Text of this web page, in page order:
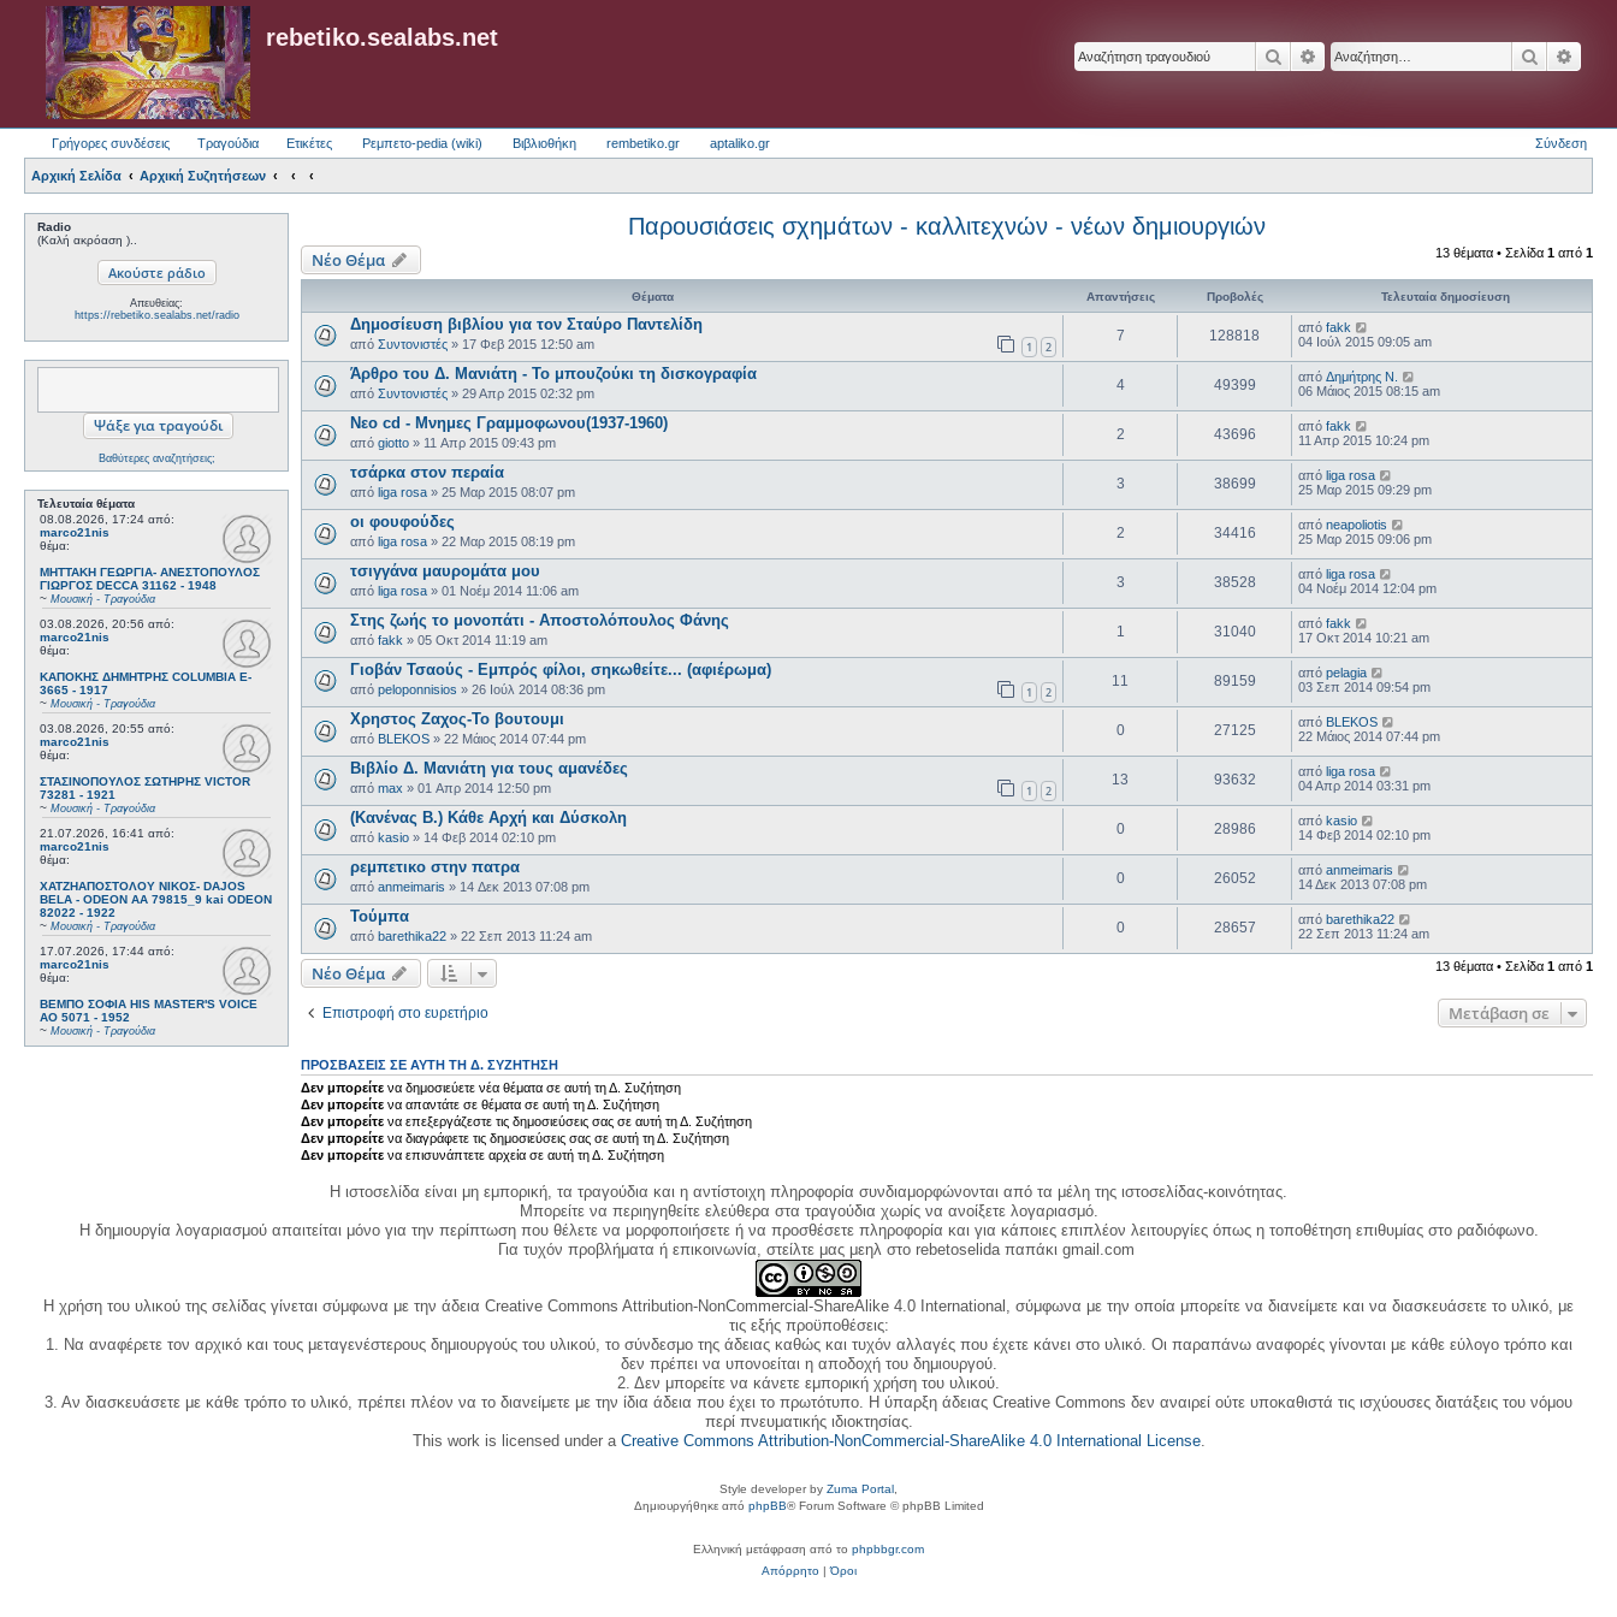
rebetiko.sealabs.net
ΑναζήτησηΕιδική αναζήτηση
Γρήγορες συνδέσεις Τραγούδια Ετικέτες Ρεμπετο-pedia (wiki) Βιβλιοθήκη rembetiko.gr aptaliko.gr Σύνδεση
Αρχική Σελίδα Αρχική Συζητήσεων
Radio
(Καλή ακρόαση )..
Απευθείας:
https://rebetiko.sealabs.net/radio
Βαθύτερες αναζητήσεις;
Τελευταία θέματα
08.08.2026, 17:24 από:
marco21nis
θέμα:
ΜΗΤΤΑΚΗ ΓΕΩΡΓΙΑ- ΑΝΕΣΤΟΠΟΥΛΟΣ
ΓΙΩΡΓΟΣ DECCA 31162 - 1948
~ Μουσική - Τραγούδια
03.08.2026, 20:56 από:
marco21nis
θέμα:
ΚΑΠΟΚΗΣ ΔΗΜΗΤΡΗΣ COLUMBIA E-
3665 - 1917
~ Μουσική - Τραγούδια
03.08.2026, 20:55 από:
marco21nis
θέμα:
ΣΤΑΣΙΝΟΠΟΥΛΟΣ ΣΩΤΗΡΗΣ VICTOR
73281 - 1921
~ Μουσική - Τραγούδια
21.07.2026, 16:41 από:
marco21nis
θέμα:
ΧΑΤΖΗΑΠΟΣΤΟΛΟΥ ΝΙΚΟΣ- DAJOS
BELA - ODEON AA 79815_9 kai ODEON
82022 - 1922
~ Μουσική - Τραγούδια
17.07.2026, 17:44 από:
marco21nis
θέμα:
ΒΕΜΠΟ ΣΟΦΙΑ HIS MASTER'S VOICE
AO 5071 - 1952
~ Μουσική - Τραγούδια
Παρουσιάσεις σχημάτων - καλλιτεχνών - νέων δημιουργιών
Νέο Θέμα 13 θέματα • Σελίδα 1 από 1
Θέματα Απαντήσεις Προβολές Τελευταία δημοσίευση
Δημοσίευση βιβλίου για τον Σταύρο Παντελίδη
από Συντονιστές » 17 Φεβ 2015 12:50 am 1 2
7 128818 από fakk
04 Ιούλ 2015 09:05 am
Άρθρο του Δ. Μανιάτη - Το μπουζούκι τη δισκογραφία
από Συντονιστές » 29 Απρ 2015 02:32 pm
4 49399 από Δημήτρης Ν.
06 Μάιος 2015 08:15 am
Νεο cd - Μνημες Γραμμοφωνου(1937-1960)
από giotto » 11 Απρ 2015 09:43 pm
2 43696 από fakk
11 Απρ 2015 10:24 pm
τσάρκα στον περαία
από liga rosa » 25 Μαρ 2015 08:07 pm
3 38699 από liga rosa
25 Μαρ 2015 09:29 pm
οι φουφούδες
από liga rosa » 22 Μαρ 2015 08:19 pm
2 34416 από neapoliotis
25 Μαρ 2015 09:06 pm
τσιγγάνα μαυρομάτα μου
από liga rosa » 01 Νοέμ 2014 11:06 am
3 38528 από liga rosa
04 Νοέμ 2014 12:04 pm
Στης ζωής το μονοπάτι - Αποστολόπουλος Φάνης
από fakk » 05 Οκτ 2014 11:19 am
1 31040 από fakk
17 Οκτ 2014 10:21 am
Γιοβάν Τσαούς - Εμπρός φίλοι, σηκωθείτε... (αφιέρωμα)
από peloponnisios » 26 Ιούλ 2014 08:36 pm 1 2
11 89159 από pelagia
03 Σεπ 2014 09:54 pm
Χρηστος Ζαχος-Το βουτουμι
από BLEKOS » 22 Μάιος 2014 07:44 pm
0 27125 από BLEKOS
22 Μάιος 2014 07:44 pm
Βιβλίο Δ. Μανιάτη για τους αμανέδες
από max » 01 Απρ 2014 12:50 pm 1 2
13 93632 από liga rosa
04 Απρ 2014 03:31 pm
(Κανένας Β.) Κάθε Αρχή και Δύσκολη
από kasio » 14 Φεβ 2014 02:10 pm
0 28986 από kasio
14 Φεβ 2014 02:10 pm
ρεμπετικο στην πατρα
από anmeimaris » 14 Δεκ 2013 07:08 pm
0 26052 από anmeimaris
14 Δεκ 2013 07:08 pm
Τούμπα
από barethika22 » 22 Σεπ 2013 11:24 am
0 28657 από barethika22
22 Σεπ 2013 11:24 am
Νέο Θέμα 13 θέματα • Σελίδα 1 από 1
Επιστροφή στο ευρετήριο Μετάβαση σε
ΠΡΟΣΒΆΣΕΙΣ ΣΕ ΑΥΤΉ ΤΗ Δ. ΣΥΖΉΤΗΣΗ
Δεν μπορείτε να δημοσιεύετε νέα θέματα σε αυτή τη Δ. Συζήτηση
Δεν μπορείτε να απαντάτε σε θέματα σε αυτή τη Δ. Συζήτηση
Δεν μπορείτε να επεξεργάζεστε τις δημοσιεύσεις σας σε αυτή τη Δ. Συζήτηση
Δεν μπορείτε να διαγράφετε τις δημοσιεύσεις σας σε αυτή τη Δ. Συζήτηση
Δεν μπορείτε να επισυνάπτετε αρχεία σε αυτή τη Δ. Συζήτηση
Η ιστοσελίδα είναι μη εμπορική, τα τραγούδια και η αντίστοιχη πληροφορία συνδιαμορφώνονται από τα μέλη της ιστοσελίδας-κοινότητας.
Μπορείτε να περιηγηθείτε ελεύθερα στα τραγούδια χωρίς να ανοίξετε λογαριασμό.
Η δημιουργία λογαριασμού απαιτείται μόνο για την περίπτωση που θέλετε να μορφοποιήσετε ή να προσθέσετε πληροφορία και για κάποιες επιπλέον λειτουργίες όπως η τοποθέτηση επιθυμίας στο ραδιόφωνο.
Για τυχόν προβλήματα ή επικοινωνία, στείλτε μας μεηλ στο rebetoselida παπάκι gmail.com
Η χρήση του υλικού της σελίδας γίνεται σύμφωνα με την άδεια Creative Commons Attribution-NonCommercial-ShareAlike 4.0 International, σύμφωνα με την οποία μπορείτε να διανείμετε και να διασκευάσετε το υλικό, με
τις εξής προϋποθέσεις:
1. Να αναφέρετε τον αρχικό και τους μεταγενέστερους δημιουργούς του υλικού, το σύνδεσμο της άδειας καθώς και τυχόν αλλαγές που έχετε κάνει στο υλικό. Οι παραπάνω αναφορές γίνονται με κάθε εύλογο τρόπο και
δεν πρέπει να υπονοείται η αποδοχή του δημιουργού.
2. Δεν μπορείτε να κάνετε εμπορική χρήση του υλικού.
3. Αν διασκευάσετε με κάθε τρόπο το υλικό, πρέπει πλέον να το διανείμετε με την ίδια άδεια που έχει το πρωτότυπο. Η ύπαρξη άδειας Creative Commons δεν αναιρεί ούτε υποκαθιστά τις ισχύουσες διατάξεις του νόμου
περί πνευματικής ιδιοκτησίας.
This work is licensed under a Creative Commons Attribution-NonCommercial-ShareAlike 4.0 International License.
Style developer by Zuma Portal
Δημιουργήθηκε από phpBB® Forum Software © phpBB Limited
Ελληνική μετάφραση από το phpbbgr.com
Απόρρητο|Όροι